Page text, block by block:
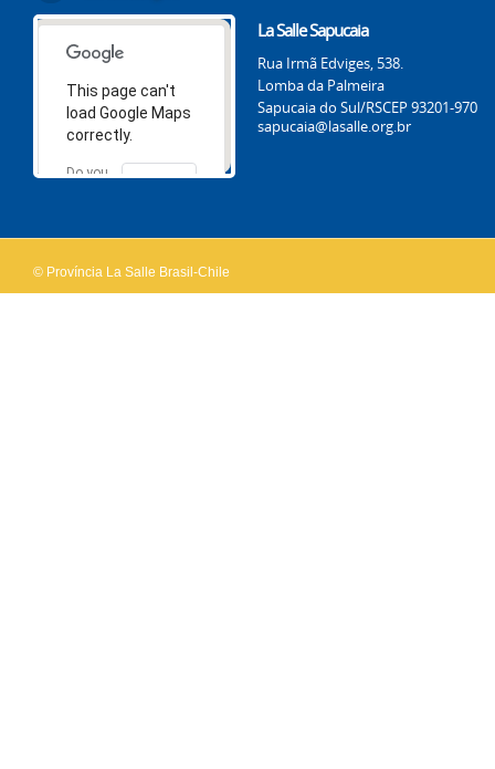
This page can't
load Google Maps
correctly.
Do you
OK
La Salle Sapucaia
Rua Irmã Edviges, 538.
Lomba da Palmeira
Sapucaia do Sul/RSCEP 93201-970
sapucaia@lasalle.org.br
© Província La Salle Brasil-Chile